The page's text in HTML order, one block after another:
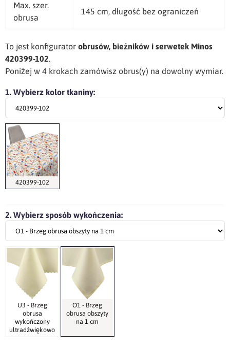
Max. szer.
obrusa
145 cm, długość bez ograniczeń
To jest konfigurator obrusów, bieżników i serwetek Minos
420399-102.
Poniżej w 4 krokach zamówisz obrus(y) na dowolny wymiar.
1. Wybierz kolor tkaniny:
420399-102
2. Wybierz sposób wykończenia:
U3 - Brzeg
obrusa
wykończony
ultradźwiękowo
O1 - Brzeg
obrusa obszyty
na 1 cm